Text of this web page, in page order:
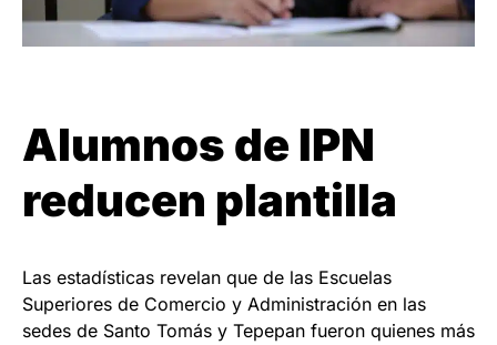
Alumnos de IPN
reducen plantilla
Las estadísticas revelan que de las Escuelas
Superiores de Comercio y Administración en las
sedes de Santo Tomás y Tepepan fueron quienes más